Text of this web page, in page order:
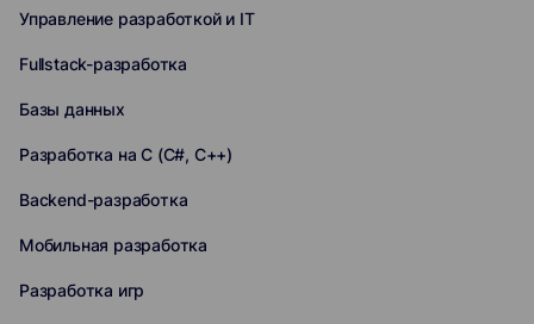
Управление разработкой и IT
Fullstack-разработка
Базы данных
Разработка на C (C#, C++)
Backend-разработка
Мобильная разработка
Разработка игр